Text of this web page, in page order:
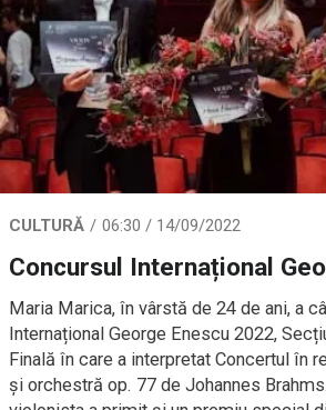
CULTURĂ 06:30 / 14/09/2022
Concursul Internațional
Maria Marica, în vârstă de 24 de ani, a
Internațional George Enescu 2022,
Finală în care a interpretat Concertul în
și orchestră op. 77 de Johannes